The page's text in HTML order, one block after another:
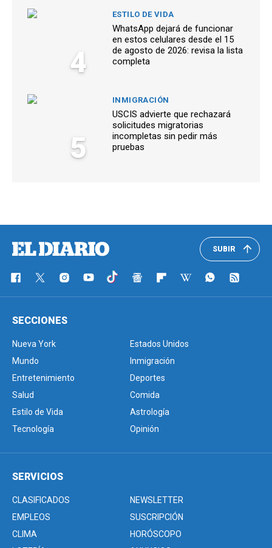
4
ESTILO DE VIDA
WhatsApp dejará de funcionar
en estos celulares desde el 15
de agosto de 2026: revisa la lista
completa
5
INMIGRACIÓN
USCIS advierte que rechazará
solicitudes migratorias
incompletas sin pedir más
pruebas
SUBIR
SECCIONES
Nueva York
Estados Unidos
Mundo
Inmigración
Entretenimiento
Deportes
Salud
Comida
Estilo de Vida
Astrología
Tecnología
Opinión
SERVICIOS
CLASIFICADOS
NEWSLETTER
EMPLEOS
SUSCRIPCIÓN
CLIMA
HORÓSCOPO